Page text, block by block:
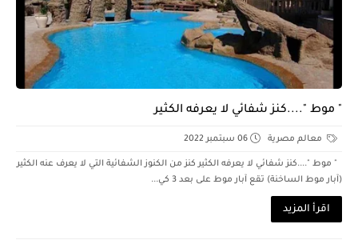
" موط "....كنز شفائي لا يعرفه الكثير
معالم مصرية 06 سبتمبر 2022
" موط "....كنز شفائي لا يعرفه الكثير كنز من الكنوز الشفائية التي لا يعرف عنه الكثير
(آبار موط الساخنة) تقع آبار موط على بعد 3 كي...
اقرأ المزيد